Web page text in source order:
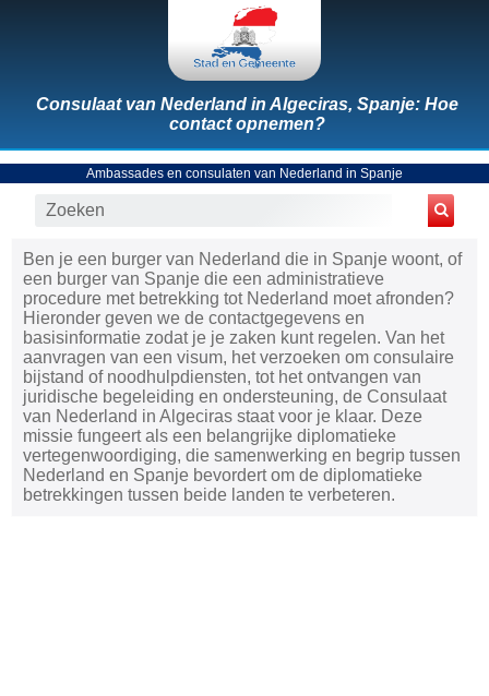
Consulaat van Nederland in Algeciras, Spanje: Hoe
contact opnemen?
Ambassades en consulaten van Nederland in Spanje
Ben je een burger van Nederland die in Spanje woont, of
een burger van Spanje die een administratieve
procedure met betrekking tot Nederland moet afronden?
Hieronder geven we de contactgegevens en
basisinformatie zodat je je zaken kunt regelen. Van het
aanvragen van een visum, het verzoeken om consulaire
bijstand of noodhulpdiensten, tot het ontvangen van
juridische begeleiding en ondersteuning, de Consulaat
van Nederland in Algeciras staat voor je klaar. Deze
missie fungeert als een belangrijke diplomatieke
vertegenwoordiging, die samenwerking en begrip tussen
Nederland en Spanje bevordert om de diplomatieke
betrekkingen tussen beide landen te verbeteren.